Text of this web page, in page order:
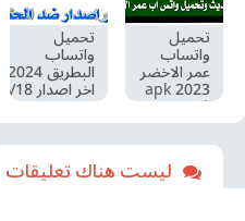
تحميل
واتساب
عمر الاخضر
2023 apk
| واتساب
عمر الاخضر
42.20 آخر
إصدار
تحميل
واتساب
البطريق 2024
اخر اصدار V18
تحديث جديد
BTWhatsApp
ليست هناك تعليقات